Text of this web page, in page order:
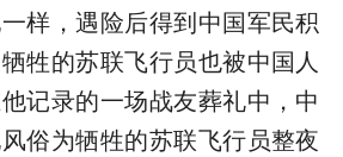
样，遇险后得到中国军民积
牲的苏联飞行员也被中国人
记录的一场战友葬礼中，中
俗为牺牲的苏联飞行员整夜